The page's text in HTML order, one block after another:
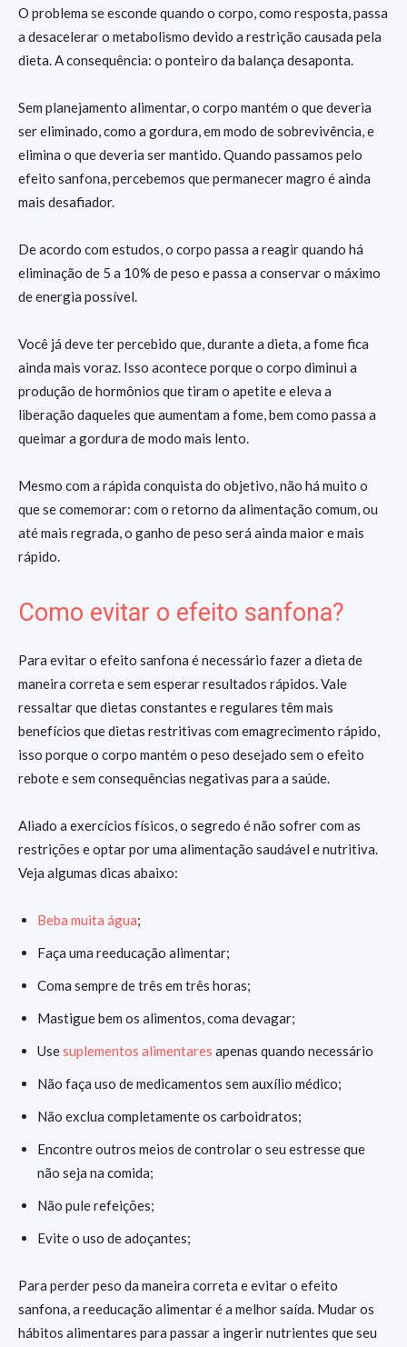
O problema se esconde quando o corpo, como resposta, passa
a desacelerar o metabolismo devido a restrição causada pela
dieta. A consequência: o ponteiro da balança desaponta.
Sem planejamento alimentar, o corpo mantém o que deveria
ser eliminado, como a gordura, em modo de sobrevivência, e
elimina o que deveria ser mantido. Quando passamos pelo
efeito sanfona, percebemos que permanecer magro é ainda
mais desafiador.
De acordo com estudos, o corpo passa a reagir quando há
eliminação de 5 a 10% de peso e passa a conservar o máximo
de energia possível.
Você já deve ter percebido que, durante a dieta, a fome fica
ainda mais voraz. Isso acontece porque o corpo diminui a
produção de hormônios que tiram o apetite e eleva a
liberação daqueles que aumentam a fome, bem como passa a
queimar a gordura de modo mais lento.
Mesmo com a rápida conquista do objetivo, não há muito o
que se comemorar: com o retorno da alimentação comum, ou
até mais regrada, o ganho de peso será ainda maior e mais
rápido.
Como evitar o efeito sanfona?
Para evitar o efeito sanfona é necessário fazer a dieta de
maneira correta e sem esperar resultados rápidos. Vale
ressaltar que dietas constantes e regulares têm mais
benefícios que dietas restritivas com emagrecimento rápido,
isso porque o corpo mantém o peso desejado sem o efeito
rebote e sem consequências negativas para a saúde.
Aliado a exercícios físicos, o segredo é não sofrer com as
restrições e optar por uma alimentação saudável e nutritiva.
Veja algumas dicas abaixo:
Beba muita água;
Faça uma reeducação alimentar;
Coma sempre de três em três horas;
Mastigue bem os alimentos, coma devagar;
Usesuplementos alimentares apenas quando necessário
Não faça uso de medicamentos sem auxílio médico;
Não exclua completamente os carboidratos;
Encontre outros meios de controlar o seu estresse que
não seja na comida;
Não pule refeições;
Evite o uso de adoçantes;
Para perder peso da maneira correta e evitar o efeito
sanfona, a reeducação alimentar é a melhor saída. Mudar os
hábitos alimentares para passar a ingerir nutrientes que seu